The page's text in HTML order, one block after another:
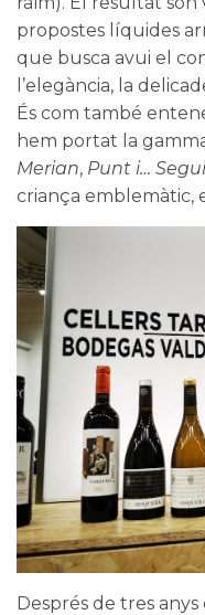
propostes líquides
que busca avui el
l’elegància, la
És com també
hem portat la
Merian, Punt i…
criança emblemàtic,
Després de tres